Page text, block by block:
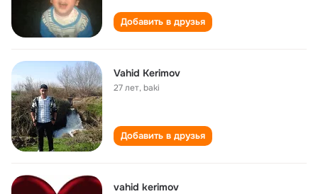
Добавить в друзья
Vahid Kerimov
27 лет,baki
Добавить в друзья
vahid kerimov